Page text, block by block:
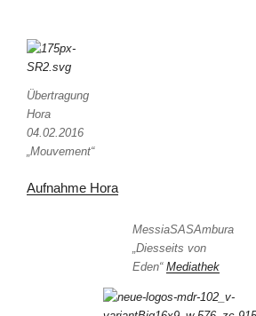
Übertragung
Hora
04.02.2016
„Mouvement“
Aufnahme Hora
MessiaSASAmbura
„Diesseits von
Eden“ Mediathek